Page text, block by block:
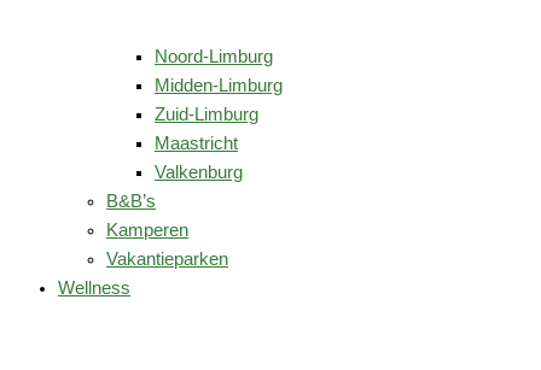
Noord-Limburg
Midden-Limburg
Zuid-Limburg
Maastricht
Valkenburg
B&B’s
Kamperen
Vakantieparken
Wellness